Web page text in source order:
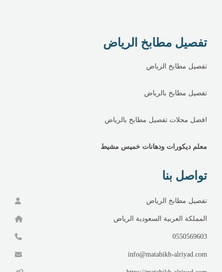
تفصيل مطابخ الرياض
تفصيل مطابخ الرياض
تفصيل مطابخ بالرياض
افضل محلات تفصيل مطابخ بالرياض
معلم ديكورات ودهانات خميس مشيط
تواصل بنا
تفصيل مطابخ الرياض
المملكة العربية السعودية الرياض
0550569603
info@matabikh-alriyad.com